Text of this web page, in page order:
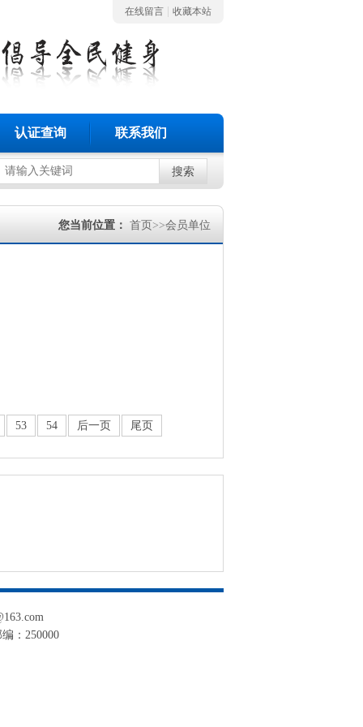
在线留言 收藏本站
认证查询 联系我们
搜索
您当前位置： 首页 >>会员单位
53 54 后一页 尾页
：250000